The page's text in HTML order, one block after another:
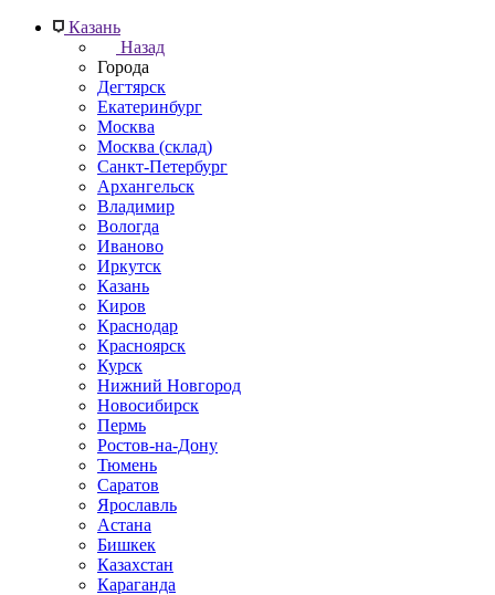
Казань
Назад
Города
Дегтярск
Екатеринбург
Москва
Москва (склад)
Санкт-Петербург
Архангельск
Владимир
Вологда
Иваново
Иркутск
Казань
Киров
Краснодар
Красноярск
Курск
Нижний Новгород
Новосибирск
Пермь
Ростов-на-Дону
Тюмень
Саратов
Ярославль
Астана
Бишкек
Казахстан
Караганда